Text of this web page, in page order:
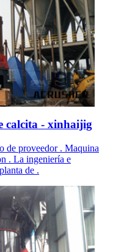
calcita - xinhaijig
de proveedor . Maquina
. La ingeniería e
de .